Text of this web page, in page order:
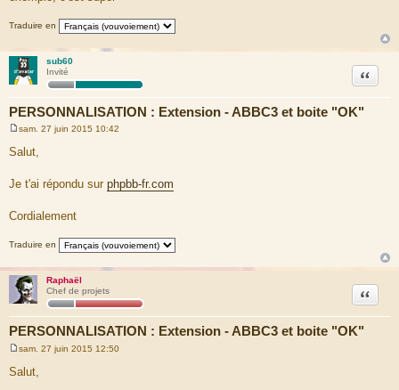
Traduire en
sub60
Invité
PERSONNALISATION : Extension - ABBC3 et boite "OK"
Citation
e
s
g
sam. 27 juin 2015 10:42
Salut,
Je t'ai répondu sur phpbb-fr.com
Cordialement
Traduire en
Raphaël
Chef de projets
PERSONNALISATION : Extension - ABBC3 et boite "OK"
Citation
e
s
sam. 27 juin 2015 12:50
Salut,